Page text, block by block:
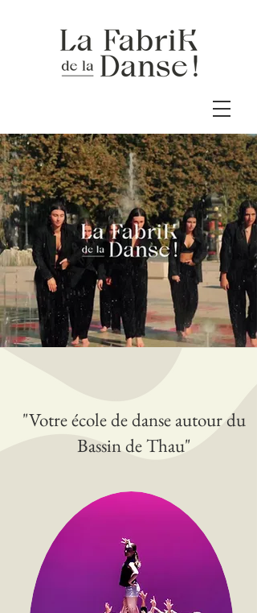
"Votre école de danse autour du
Bassin de Thau"